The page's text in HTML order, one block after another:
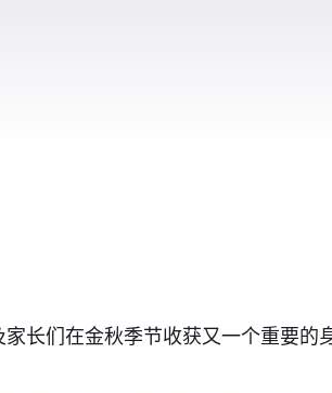
长们在金秋季节收获又一个重要的